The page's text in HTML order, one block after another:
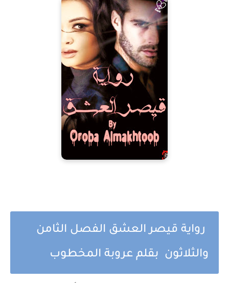
رواية قيصر العشق الفصل الثامن
والثلاثون بقلم عروبة المخطوب